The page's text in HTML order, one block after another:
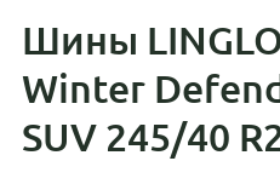
Шины
Winter
SUV 245/40